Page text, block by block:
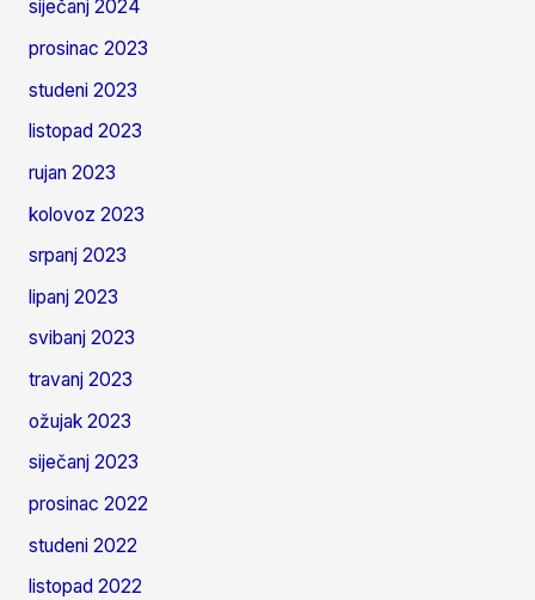
siječanj 2024
prosinac 2023
studeni 2023
listopad 2023
rujan 2023
kolovoz 2023
srpanj 2023
lipanj 2023
svibanj 2023
travanj 2023
ožujak 2023
siječanj 2023
prosinac 2022
studeni 2022
listopad 2022